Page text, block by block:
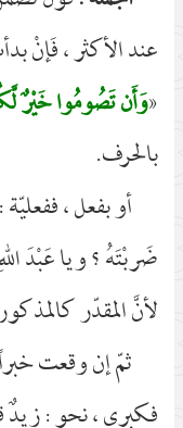
عند الأكثر ، فَإنْ
وَأَن تَصُومُوا خَيْرٌ لَّكُمْ
بالحرف.
أو بفعل ،
ضَربْتَهُ ؟ ويا عَبْدَ اللهِ
لأنَّ المقدّر كالمذكور.
ثمّ إن وقعت خبراً